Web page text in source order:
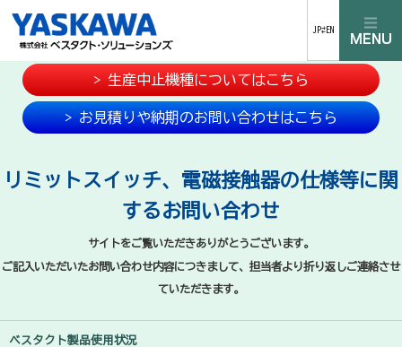
JP⇄EN
> 生産中止機種についてはこちら
> お見積りや納期のお問い合わせはこちら
リミットスイッチ、電磁接触器の仕様等に関
するお問い合わせ
サイトをご覧いただきありがとうございます。
ご記入いただいたお問い合わせ内容につきまして、担当者より折り返しご連絡させ
ていただきます。
ベスタクト製品使用状況